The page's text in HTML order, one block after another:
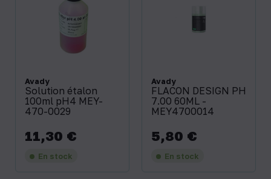
Avady
Solution étalon
100ml pH4 MEY-
470-0029
Prix
11,30 €
En stock
Avady
FLACON DESIGN PH
7.00 60ML -
MEY4700014
Prix
5,80 €
En stock